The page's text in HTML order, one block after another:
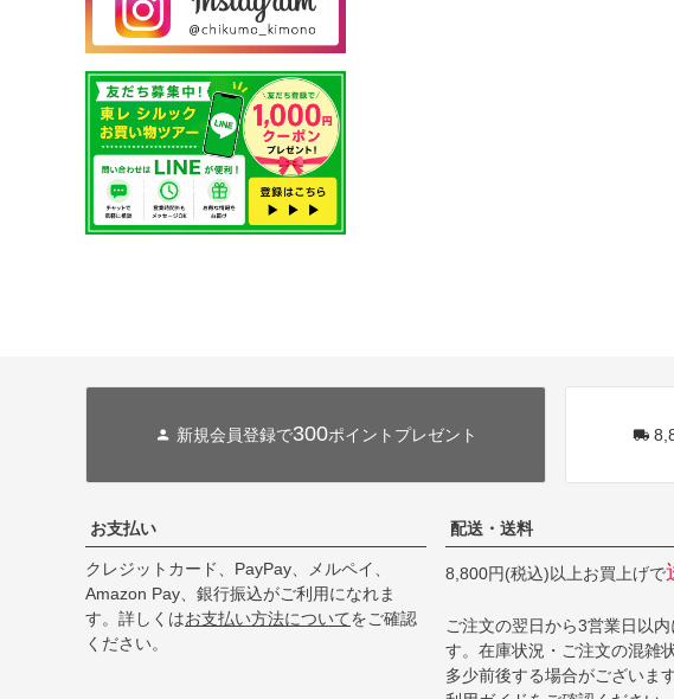
新規会員登録で300ポイントプレゼント
お支払い
クレジットカード、PayPay、メルペイ、
Amazon Pay、銀行振込がご利用になれま
す。詳しくはお支払い方法についてをご確認
ください。
配送・送料
8,800円(税込)以上お買上げで
ご注文の翌日から3営業日以
す。在庫状況・ご注文の混雑
多少前後する場合がございま